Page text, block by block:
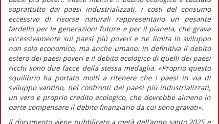
soprattutto dai paesi industrializzati, i costi del consumo
eccessivo di risorse naturali rappresentano un pesante
fardello per le generazioni future e per il pianeta, che grava
eccessivamente sui paesi più poveri e ne limita lo sviluppo
non solo economico, ma anche umano: in definitiva il debito
estero dei paesi poveri e il debito ecologico di quelli dei paesi
ricchi sono due facce della stessa medaglia. «Proprio questo
squilibrio ha portato molti a ritenere che i paesi in via di
sviluppo vantino, nei confronti dei paesi più industrializzati,
un vero e proprio credito ecologico, che dovrebbe almeno in
parte compensare il debito finanziario da cui sono gravati».
Il documento viene pubblicato a metà dell’anno santo 2025 e